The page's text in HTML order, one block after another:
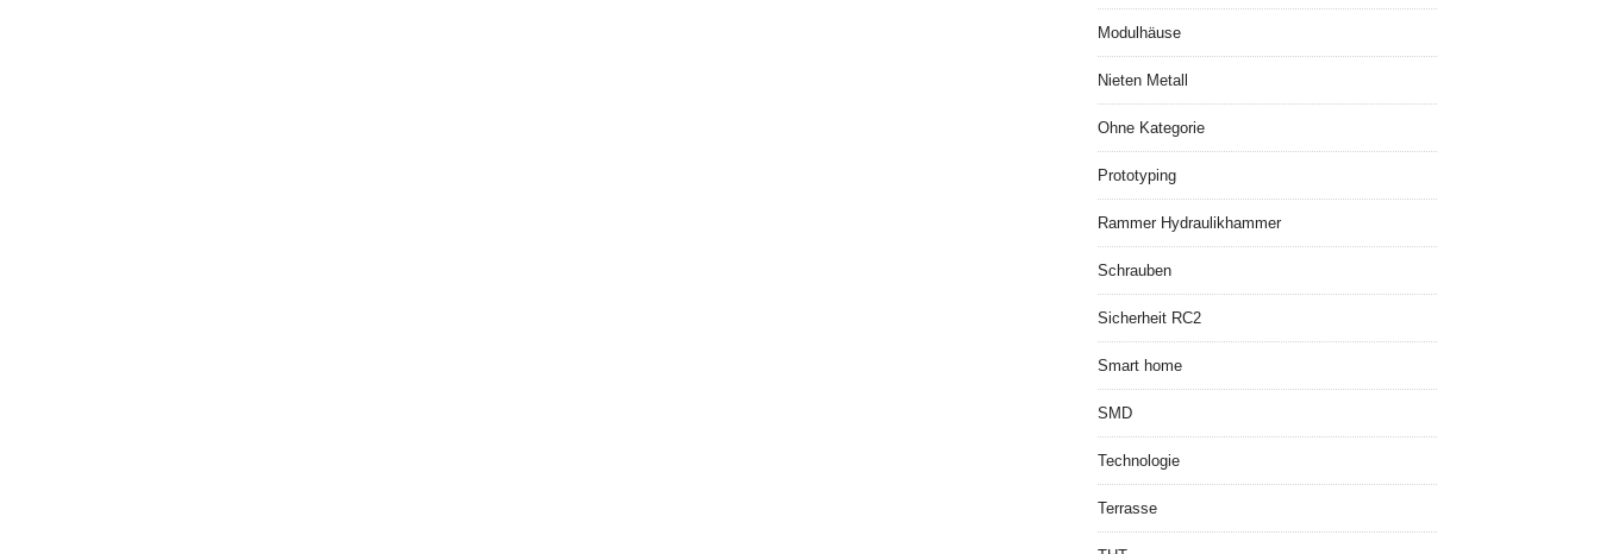
Modulhäuse
Nieten Metall
Ohne Kategorie
Prototyping
Rammer Hydraulikhammer
Schrauben
Sicherheit RC2
Smart home
SMD
Technologie
Terrasse